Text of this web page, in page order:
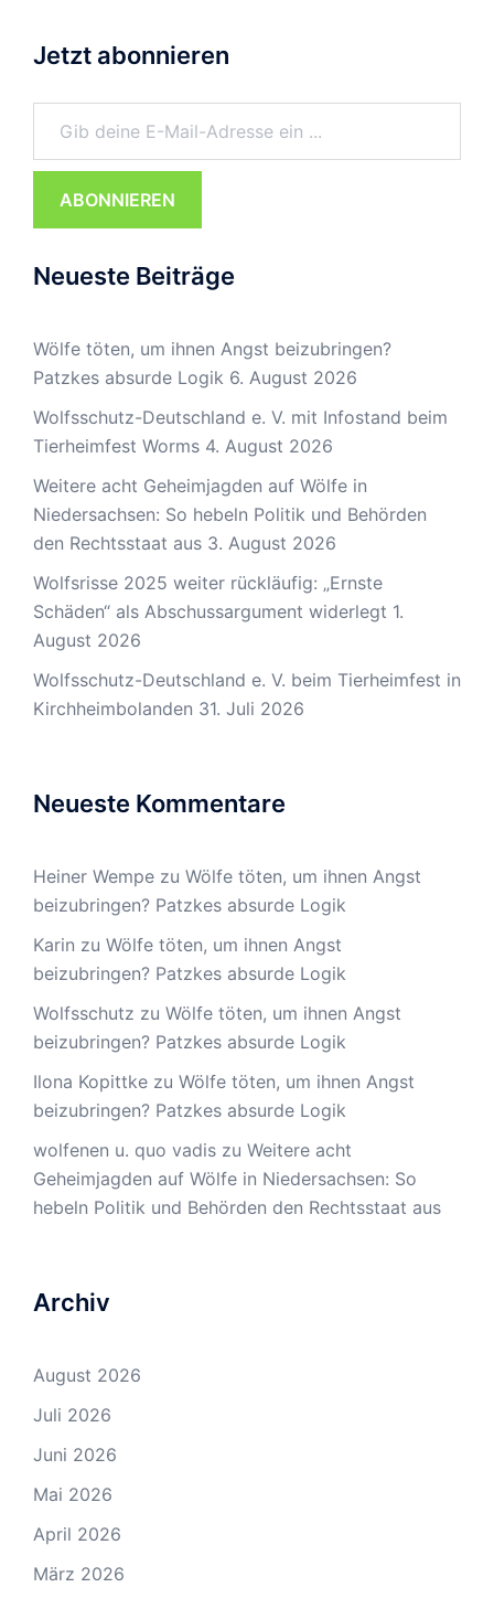
Jetzt abonnieren
Gib deine E-Mail-Adresse ein ...
ABONNIEREN
Neueste Beiträge
Wölfe töten, um ihnen Angst beizubringen?
Patzkes absurde Logik 6. August 2026
Wolfsschutz-Deutschland e. V. mit Infostand beim
Tierheimfest Worms 4. August 2026
Weitere acht Geheimjagden auf Wölfe in
Niedersachsen: So hebeln Politik und Behörden
den Rechtsstaat aus 3. August 2026
Wolfsrisse 2025 weiter rückläufig: „Ernste
Schäden“ als Abschussargument widerlegt 1.
August 2026
Wolfsschutz-Deutschland e. V. beim Tierheimfest in
Kirchheimbolanden 31. Juli 2026
Neueste Kommentare
Heiner Wempe zu Wölfe töten, um ihnen Angst
beizubringen? Patzkes absurde Logik
Karin zu Wölfe töten, um ihnen Angst
beizubringen? Patzkes absurde Logik
Wolfsschutz zu Wölfe töten, um ihnen Angst
beizubringen? Patzkes absurde Logik
Ilona Kopittke zu Wölfe töten, um ihnen Angst
beizubringen? Patzkes absurde Logik
wolfenen u. quo vadis zu Weitere acht
Geheimjagden auf Wölfe in Niedersachsen: So
hebeln Politik und Behörden den Rechtsstaat aus
Archiv
August 2026
Juli 2026
Juni 2026
Mai 2026
April 2026
März 2026